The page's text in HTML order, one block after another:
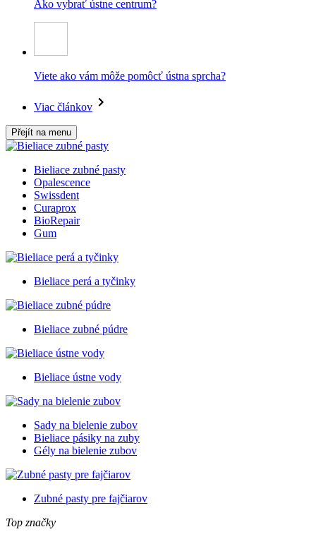
Ako vybrať ústne centrum?
Viete ako vám môže pomôcť ústna sprcha?
Viac článkov
Přejít na menu
Bieliace zubné pasty
Opalescence
Swissdent
Curaprox
BioRepair
Gum
Bieliace perá a tyčinky
Bieliace zubné púdre
Bieliace ústne vody
Sady na bielenie zubov
Bieliace pásiky na zuby
Gély na bielenie zubov
Zubné pasty pre fajčiarov
Top značky